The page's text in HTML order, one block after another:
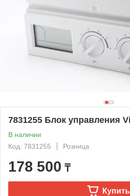
7831255 Блок управления
В наличии
Код: 7831255
Розница
178 500 ₸
Купить